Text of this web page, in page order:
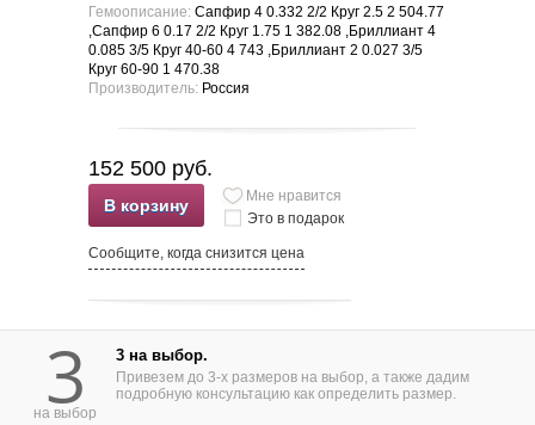
Гемоописание: Сапфир 4 0.332 2/2 Круг 2.5 2 504.77
,Сапфир 6 0.17 2/2 Круг 1.75 1 382.08 ,Бриллиант 4
0.085 3/5 Круг 40-60 4 743 ,Бриллиант 2 0.027 3/5
Круг 60-90 1 470.38
Производитель: Россия
152 500 руб.
В корзину
Мне нравится
Это в подарок
Сообщите, когда снизится цена
3
на выбор
3 на выбор.
Привезем до 3-х размеров на выбор, а также дадим
подробную консультацию как определить размер.